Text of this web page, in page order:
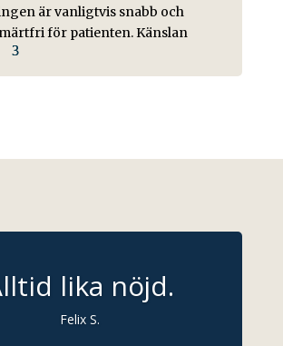
är vanligtvis snabb och
för patienten. Känslan
lika nöjd.
Felix S.